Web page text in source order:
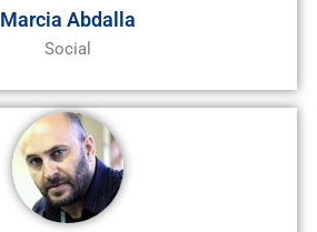
Marcia Abdalla
Social